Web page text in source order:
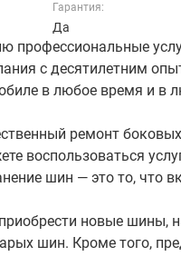
Гарантия:
Да
профессиональные
с десятилетним
в любое время и в
ремонт
воспользоваться
шин — это то,
новые шины,
шин. Кроме того,